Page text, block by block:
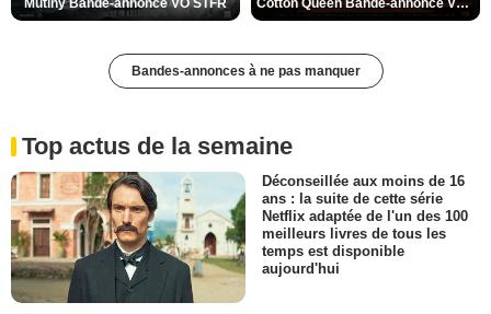
Mutiny Bande-annonce VO STFR Cotton Queen Bande-annonce VO STFR
Bandes-annonces à ne pas manquer
Top actus de la semaine
Déconseillée aux moins de 16
ans : la suite de cette série
Netflix adaptée de l'un des 100
meilleurs livres de tous les
temps est disponible
aujourd'hui